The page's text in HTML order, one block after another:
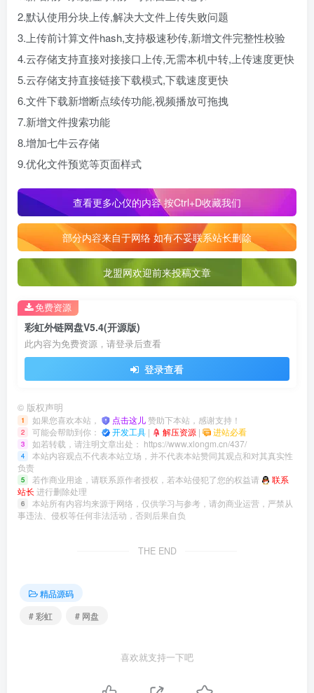
2.默认使用分块上传,解决大文件上传失败问题
3.上传前计算文件hash,支持极速秒传,新增文件完整性校验
4.云存储支持直接对接接口上传,无需本机中转,上传速度更快
5.云存储支持直接链接下载模式,下载速度更快
6.文件下载新增断点续传功能,视频播放可拖拽
7.新增文件搜索功能
8.增加七牛云存储
9.优化文件预览等页面样式
查看更多心仪的内容 按Ctrl+D收藏我们
部分内容来自于网络 如有不妥联系站长删除
龙盟网欢迎前来投稿文章
彩虹外链网盘V5.4(开源版)
此内容为免费资源，请登录后查看
登录查看
免费资源
© 版权声明
1 如果您喜欢本站， 点击这儿赞助下本站，感谢支持！
2 可能会帮助到你： 开发工具 | 解压资源 | 进站必看
3 如若转载，请注明文章出处： https://www.xlongm.cn/437/
4
本站内容观点不代表本站立场，并不代表本站赞同其观点和对其真实性
负责
5 若作商业用途，请联系原作者授权，若本站侵犯了您的权益请
联系
站长 进行删除处理
6
本站所有内容均来源于网络，仅供学习与参考，请勿商业运营，严禁从
事违法、侵权等任何非法活动，否则后果自负
THE END
精品源码
# 彩虹
# 网盘
喜欢就支持一下吧